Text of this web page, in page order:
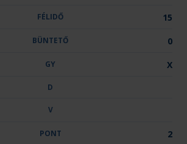
FÉLIDŐ 15
BÜNTETŐ 0
GY X
D
V
PONT 2